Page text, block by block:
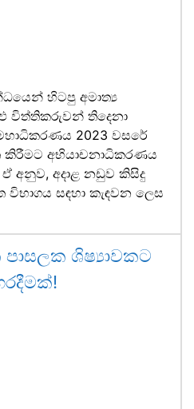
හිටපු අමාත්‍ය
විත්තිකරුවන් තිදෙනා
2023 වසරේ
කිරීමට අභියාචනාධිකරණය
අනුව, අදාළ නඩුව කිසිදු
විභාගය සඳහා කැඳවන ලෙස
ශිෂ්‍යාවකට